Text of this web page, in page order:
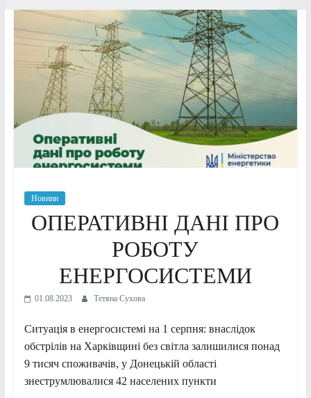
Новини
ОПЕРАТИВНІ ДАНІ ПРО
РОБОТУ
ЕНЕРГОСИСТЕМИ
01.08.2023 Тетяна Сухова
Ситуація в енергосистемі на 1 серпня: внаслідок
обстрілів на Харківщині без світла залишилися понад
9 тисяч споживачів, у Донецькій області
знеструмлювалися 42 населених пункти